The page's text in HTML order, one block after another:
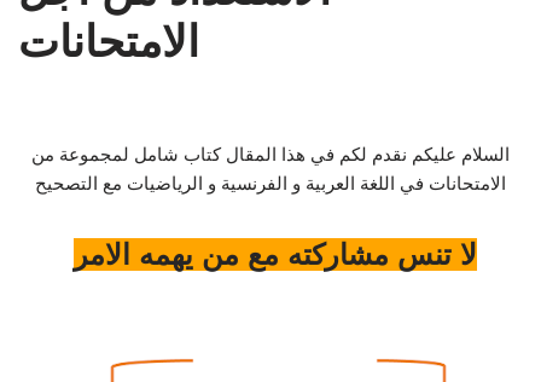
الامتحانات
السلام عليكم نقدم لكم في هذا المقال كتاب شامل لمجموعة من
الامتحانات في اللغة العربية و الفرنسية و الرياضيات مع التصحيح
لا تنس مشاركته مع من يهمه الامر